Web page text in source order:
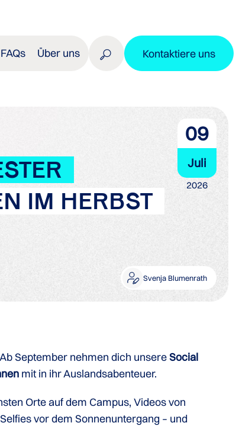
FAQs Über uns Kontaktiere uns
IM HERBST
09
Juli
2026
Svenja Blumenrath
September nehmen dich unsereSocial
mit in ihr Auslandsabenteuer.
Orte auf dem Campus, Videos von
vor dem Sonnenuntergang – und